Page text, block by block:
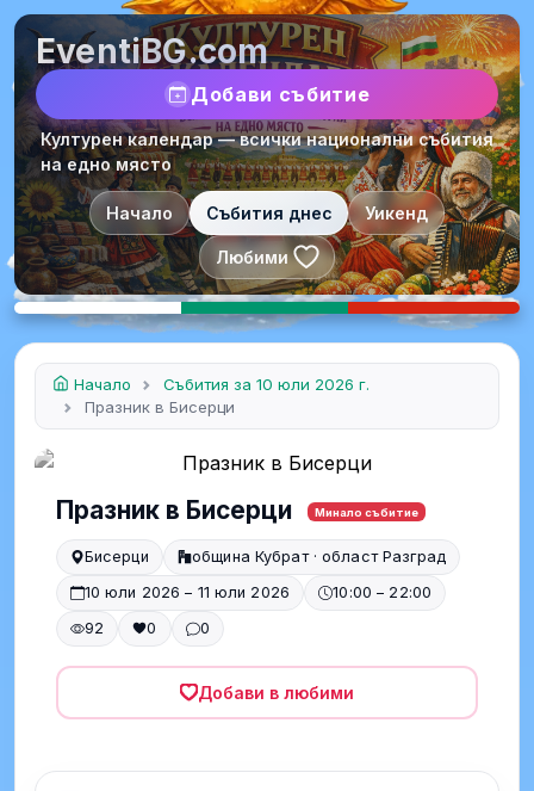
EventiBG.com
Добави събитие
Културен календар — всички национални събития
на едно място
Начало Събития днес Уикенд
Любими
Начало
Събития за 10 юли 2026 г.
Празник в Бисерци
Празник в Бисерци Минало събитие
Бисерци
община Кубрат · област Разград
10 юли 2026 – 11 юли 2026
10:00 – 22:00
92
0 0
Добави в любими